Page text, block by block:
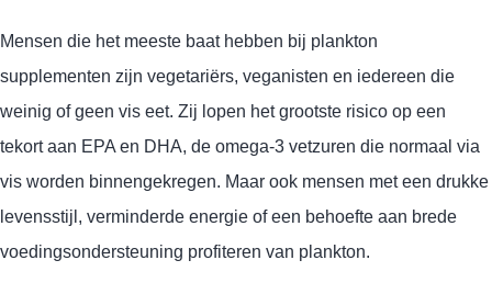
Mensen die het meeste baat hebben bij plankton
supplementen zijn vegetariërs, veganisten en iedereen die
weinig of geen vis eet. Zij lopen het grootste risico op een
tekort aan EPA en DHA, de omega-3 vetzuren die normaal via
vis worden binnengekregen. Maar ook mensen met een drukke
levensstijl, verminderde energie of een behoefte aan brede
voedingsondersteuning profiteren van plankton.